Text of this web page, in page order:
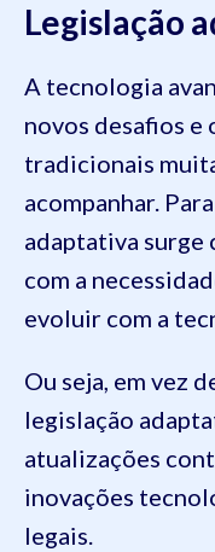
Legislação
A tecnologia
novos desafios e
tradicionais
acompanhar.
adaptativa surge
com a
evoluir com a
Ou seja, em vez
legislação
atualizações
inovações
legais.